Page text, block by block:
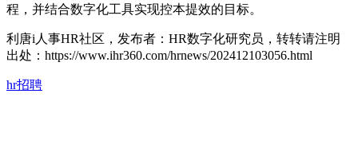
程，并结合数字化工具实现控本提效的目标。
利唐i人事HR社区，发布者：HR数字化研究员，转转请注明
出处： https://www.ihr360.com/hrnews/202412103056.html
hr招聘